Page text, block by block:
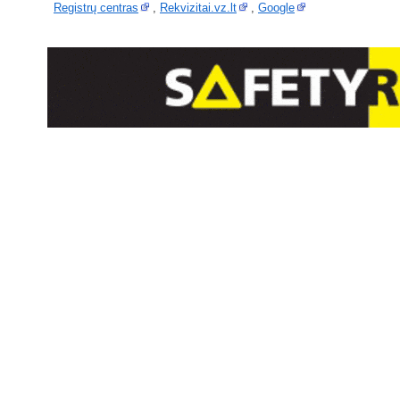
Registrų centras , Rekvizitai.vz.lt , Google